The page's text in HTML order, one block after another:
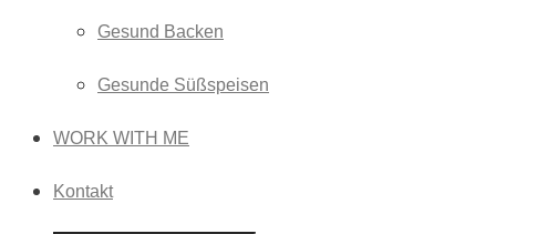
Gesund Backen
Gesunde Süßspeisen
WORK WITH ME
Kontakt